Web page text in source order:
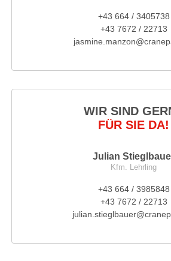
+43 664 / 3405738
+43 7672 / 22713
WIR SIND
FÜR SIE DA!
Julian
Kfm. Lehrling
+43 664 / 3985848
+43 7672 / 22713